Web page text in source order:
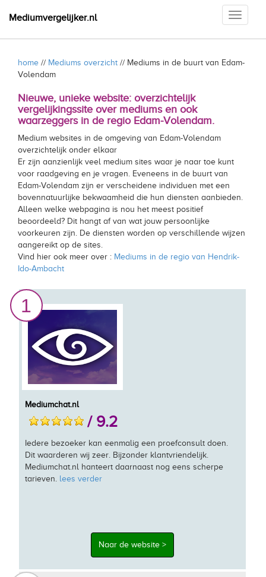
Toggle
Mediumvergelijker.nl
home // Mediums overzicht // Mediums in de buurt van Edam-
Volendam
Nieuwe, unieke website: overzichtelijk
vergelijkingssite over mediums en ook
waarzeggers in de regio Edam-Volendam.
Medium websites in de omgeving van Edam-Volendam
overzichtelijk onder elkaar
Er zijn aanzienlijk veel medium sites waar je naar toe kunt
voor raadgeving en je vragen. Eveneens in de buurt van
Edam-Volendam zijn er verscheidene individuen met een
bovennatuurlijke bekwaamheid die hun diensten aanbieden.
Alleen welke webpagina is nou het meest positief
beoordeeld? Dit hangt af van wat jouw persoonlijke
voorkeuren zijn. De diensten worden op verschillende wijzen
aangereikt op de sites.
Vind hier ook meer over : Mediums in de regio van Hendrik-
Ido-Ambacht
1
Mediumchat.nl
/ 9.2
Iedere bezoeker kan eenmalig een proefconsult doen.
Dit waarderen wij zeer. Bijzonder klantvriendelijk.
Mediumchat.nl hanteert daarnaast nog eens scherpe
tarieven. lees verder
Naar de website >